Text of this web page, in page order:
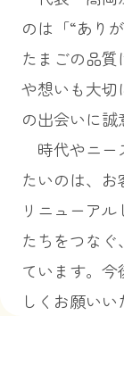
のは「“あり
たまごの品
や想いも大切
の出会いに誠
時代やニー
たいのは、お
リニューア
たちをつな
ています。
しくお願いい